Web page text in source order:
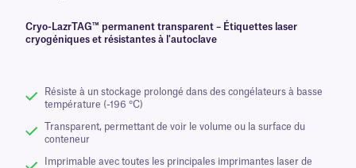
Cryo-LazrTAG™ permanent transparent – Étiquettes laser
cryogéniques et résistantes à l'autoclave
Résiste à un stockage prolongé dans des congélateurs à basse
température (-196 °C)
Transparent, permettant de voir le volume ou la surface du
conteneur
Imprimable avec toutes les principales imprimantes laser de